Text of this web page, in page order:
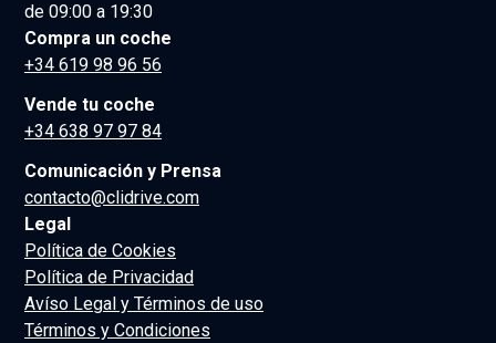
de 09:00 a 19:30
Compra un coche
+34 619 98 96 56
Vende tu coche
+34 638 97 97 84
Comunicación y Prensa
contacto@clidrive.com
Legal
Política de Cookies
Política de Privacidad
Avíso Legal y Términos de uso
Términos y Condiciones